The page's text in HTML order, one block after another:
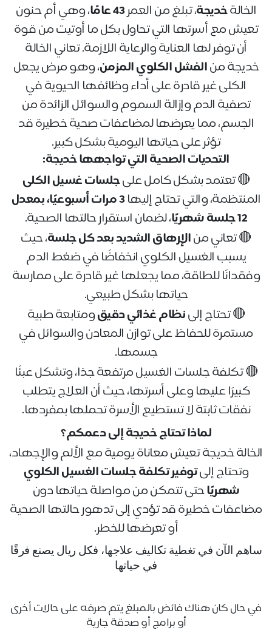
الخالةخديجة، تبلغ من العمر43عامًا، وهي أم حنون
تعيش مع أسرتها التي تحاول بكل ما أوتيت من قوة
أن توفر لها العناية والرعاية اللازمة. تعاني الخالة
خديجة منالفشل الكلوي المزمن، وهو مرض يجعل
الكلى غير قادرة على أداء وظائفها الحيوية في
تصفية الدم وإزالة السموم والسوائل الزائدة من
الجسم، مما يعرضها لمضاعفات صحية خطيرة قد
تؤثر على حياتها اليومية بشكل كبير.
التحديات الصحية التي تواجهها خديجة:
🔴تعتمد بشكل كامل علىجلسات غسيل الكلى
المنتظمة، والتي تحتاج إليها3مرات أسبوعيًا، بمعدل
12 جلسة شهريًا
، لضمان استقرار حالتها الصحية.
🔴تعاني منالإرهاق الشديد بعد كل جلسة، حيث
يسبب الغسيل الكلوي انخفاضًا في ضغط الدم
وفقدانًا للطاقة، مما يجعلها غير قادرة على ممارسة
حياتها بشكل طبيعي.
🔴 تحتاج إلىنظام غذائي دقيقومتابعة طبية
مستمرة للحفاظ على توازن المعادن والسوائل في
جسمها.
🔴تكلفة جلسات الغسيل مرتفعة جدًا، وتشكل عبئًا
كبيرًا عليها وعلى أسرتها، حيث أن العلاج يتطلب
نفقات ثابتة لا تستطيع الأسرة تحملها بمفردها.
لماذا تحتاج خديجة إلى دعمكم؟
الخالة خديجة تعيش معاناة يومية مع الألم والإجهاد،
وتحتاج إلىتوفير تكلفة جلسات الغسيل الكلوي
شهريًاحتى تتمكن من مواصلة حياتها دون
مضاعفات خطيرة قد تؤدي إلى تدهور حالتها الصحية
أو تعرضها للخطر.
ساهم الآن في تغطية تكاليف علاجها، فكل ريال يصنع فرقًا
في حياتها
في حال كان هناك فائض بالمبلغ يتم صرفه على حالات أخرى
أو برامج أو صدقة جارية